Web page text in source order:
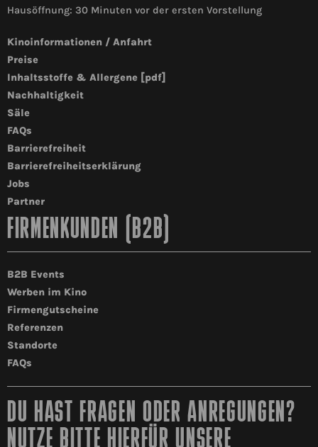
Hausöffnung: 30 Minuten vor der ersten Vorstellung
Kinoinformationen / Anfahrt
Preise
Inhaltsstoffe & Allergene [pdf]
Nachhaltigkeit
Säle
FAQs
Barrierefreiheit
Barrierefreiheitserklärung
Jobs
Partner
FIRMENKUNDEN (B2B)
B2B Events
Werben im Kino
Firmengutscheine
Referenzen
Standorte
FAQs
DU HAST FRAGEN ODER ANREGUNGEN?
NUTZE BITTE HIERFÜR UNSERE